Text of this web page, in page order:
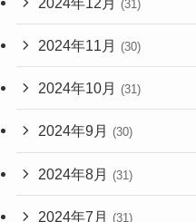
(31)
2024年11月 (30)
2024年10月 (31)
2024年9月 (30)
2024年8月 (31)
2024年7月 (31)